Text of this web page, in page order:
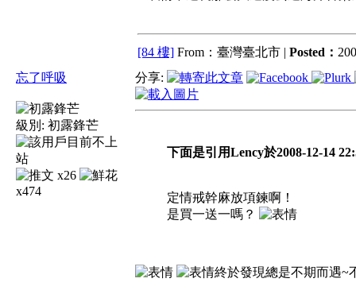
[84 樓] From：臺灣臺北市 | Posted：
忘了呼吸
級別: 初露鋒芒
x26
x474
分享:
下面是引用Lency於2008-12-14
定情戒幹麻放項鍊啊！
是買一送一嗎？
終於發現總是不期而遇~